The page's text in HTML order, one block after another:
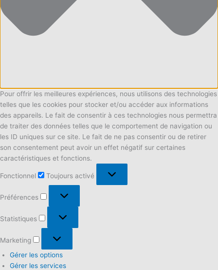
Pour offrir les meilleures expériences, nous utilisons des technologies
telles que les cookies pour stocker et/ou accéder aux informations
des appareils. Le fait de consentir à ces technologies nous permettra
de traiter des données telles que le comportement de navigation ou
les ID uniques sur ce site. Le fait de ne pas consentir ou de retirer
son consentement peut avoir un effet négatif sur certaines
caractéristiques et fonctions.
Fonctionnel
Toujours activé
Préférences
Statistiques
Marketing
Gérer les options
Gérer les services